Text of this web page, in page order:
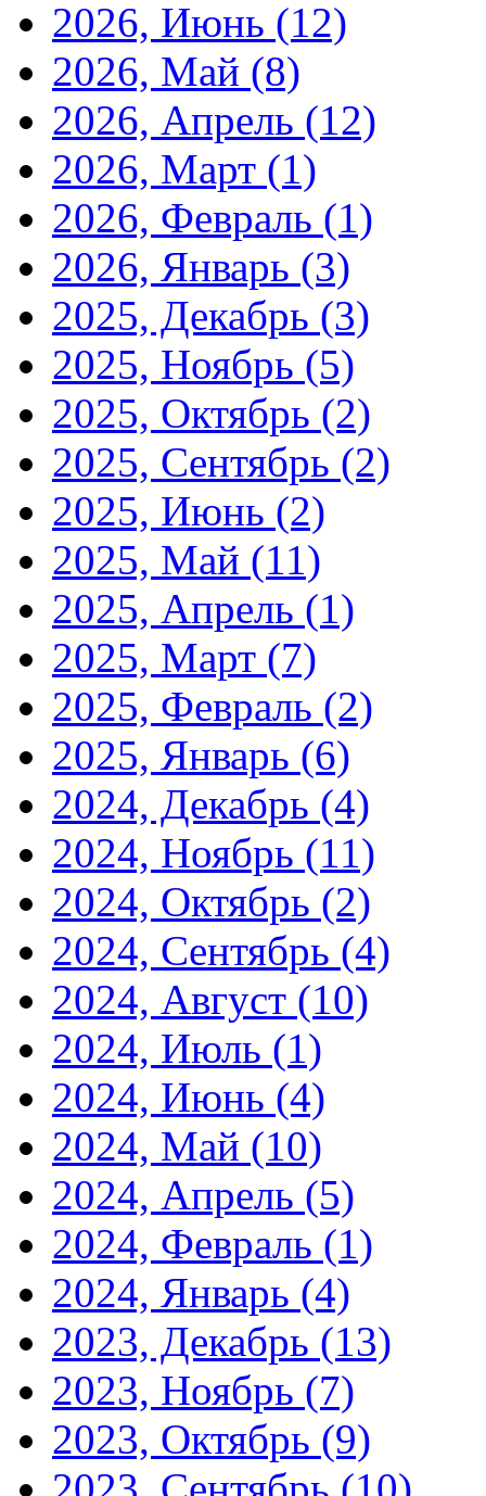
2026, Июнь (12)
2026, Май (8)
2026, Апрель (12)
2026, Март (1)
2026, Февраль (1)
2026, Январь (3)
2025, Декабрь (3)
2025, Ноябрь (5)
2025, Октябрь (2)
2025, Сентябрь (2)
2025, Июнь (2)
2025, Май (11)
2025, Апрель (1)
2025, Март (7)
2025, Февраль (2)
2025, Январь (6)
2024, Декабрь (4)
2024, Ноябрь (11)
2024, Октябрь (2)
2024, Сентябрь (4)
2024, Август (10)
2024, Июль (1)
2024, Июнь (4)
2024, Май (10)
2024, Апрель (5)
2024, Февраль (1)
2024, Январь (4)
2023, Декабрь (13)
2023, Ноябрь (7)
2023, Октябрь (9)